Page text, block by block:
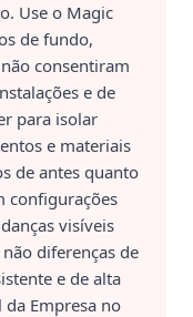
Use o Magic
de fundo,
consentiram
e de
para isolar
e materiais
de antes quanto
configurações
visíveis
diferenças de
e de alta
da Empresa no